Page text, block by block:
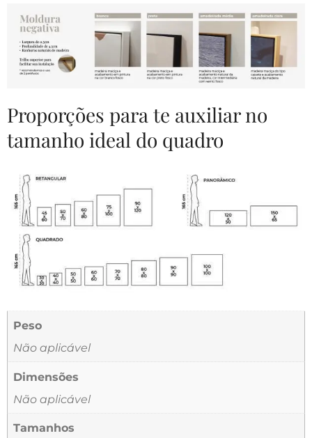
Proporções para te auxiliar no
tamanho ideal do quadro
Peso
Não aplicável
Dimensões
Não aplicável
Tamanhos